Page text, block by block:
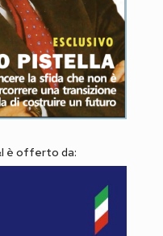
è offerto da: